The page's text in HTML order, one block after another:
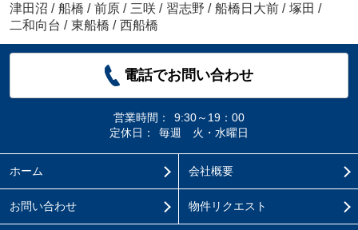
津田沼 / 船橋 / 前原 / 三咲 / 習志野 / 船橋日大前 / 塚田 /
二和向台 / 東船橋 / 西船橋
電話でお問い合わせ
営業時間：
9:30～19：00
定休日：
毎週 火・水曜日
ホーム 会社概要
お問い合わせ 物件リクエスト